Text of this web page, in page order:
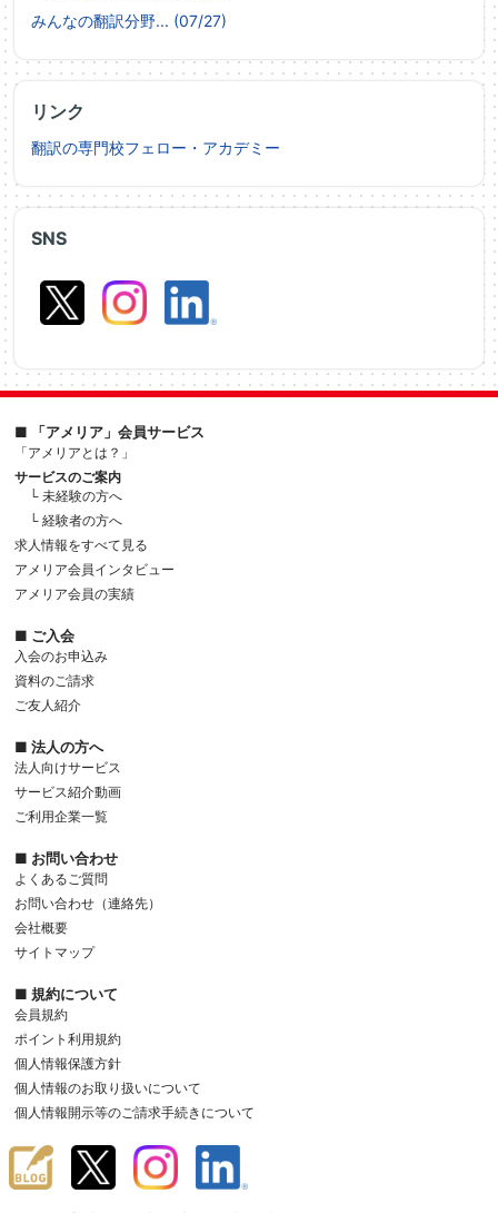
SNS
みんなの翻訳分野... (07/27)
リンク
翻訳の専門校フェロー・アカデミー
■ 「アメリア」会員サービス
「アメリアとは？」
サービスのご案内
└ 未経験の方へ
└ 経験者の方へ
求人情報をすべて見る
アメリア会員インタビュー
アメリア会員の実績
■ ご入会
入会のお申込み
資料のご請求
ご友人紹介
■ 法人の方へ
法人向けサービス
サービス紹介動画
ご利用企業一覧
■ お問い合わせ
よくあるご質問
お問い合わせ（連絡先）
会社概要
サイトマップ
■ 規約について
会員規約
ポイント利用規約
個人情報保護方針
個人情報のお取り扱いについて
個人情報開示等のご請求手続きについて